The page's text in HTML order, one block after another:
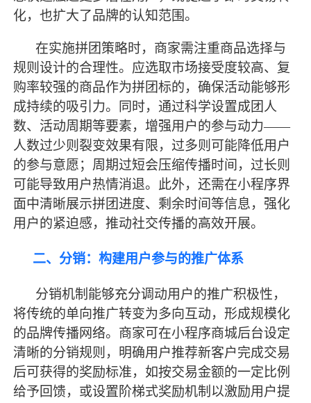
化，也扩大了品牌的认知范围。
在实施拼团策略时，商家需注重商品选择与
规则设计的合理性。应选取市场接受度较高、复
购率较强的商品作为拼团标的，确保活动能够形
成持续的吸引力。同时，通过科学设置成团人
数、活动周期等要素，增强用户的参与动力——
人数过少则裂变效果有限，过多则可能降低用户
的参与意愿；周期过短会压缩传播时间，过长则
可能导致用户热情消退。此外，还需在小程序界
面中清晰展示拼团进度、剩余时间等信息，强化
用户的紧迫感，推动社交传播的高效开展。
二、分销：构建用户参与的推广体系
分销机制能够充分调动用户的推广积极性，
将传统的单向推广转变为多向互动，形成规模化
的品牌传播网络。商家可在小程序商城后台设定
清晰的分销规则，明确用户推荐新客户完成交易
后可获得的奖励标准，如按交易金额的一定比例
给予回馈，或设置阶梯式奖励机制以激励用户提